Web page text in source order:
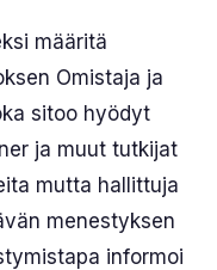
määritä
Omistaja ja
sitoo hyödyt
ja muut tutkijat
mutta hallittuja
menestyksen
informoi